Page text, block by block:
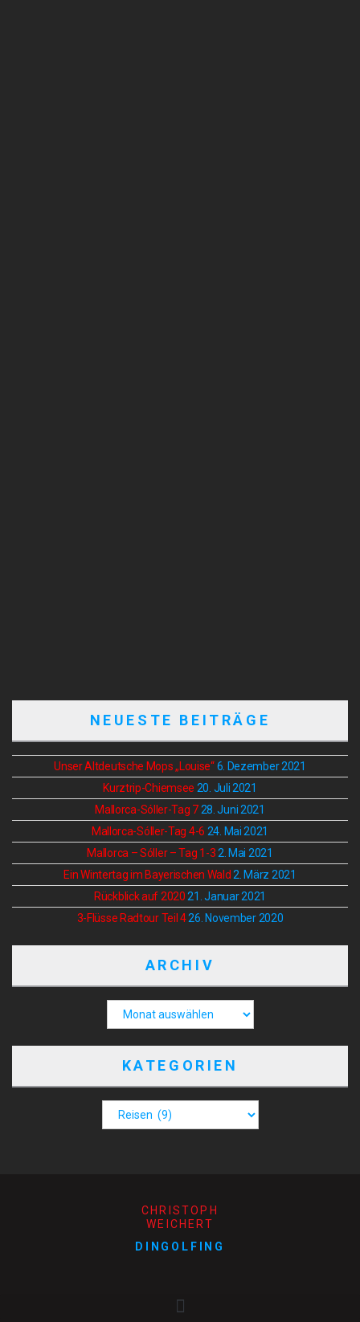
NEUESTE BEITRÄGE
Unser Altdeutsche Mops „Louise“6. Dezember 2021
Kurztrip-Chiemsee 20. Juli 2021
Mallorca-Sóller-Tag 7 28. Juni 2021
Mallorca-Sóller-Tag 4-6 24. Mai 2021
Mallorca – Sóller – Tag 1-3 2. Mai 2021
Ein Wintertag im Bayerischen Wald 2. März 2021
Rückblick auf 2020 21. Januar 2021
3-Flüsse Radtour Teil 4 26. November 2020
ARCHIV
KATEGORIEN
CHRISTOPH
WEICHERT
DINGOLFING